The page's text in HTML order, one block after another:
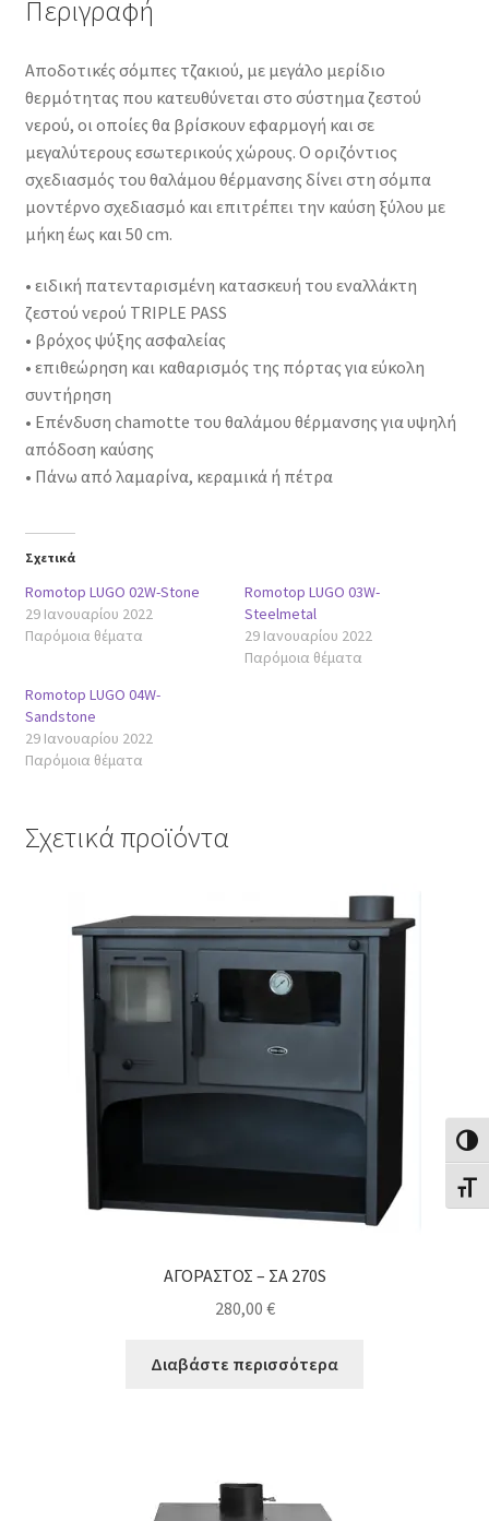
Περιγραφή
Αποδοτικές σόμπες τζακιού, με μεγάλο μερίδιο
θερμότητας που κατευθύνεται στο σύστημα ζεστού
νερού, οι οποίες θα βρίσκουν εφαρμογή και σε
μεγαλύτερους εσωτερικούς χώρους. Ο οριζόντιος
σχεδιασμός του θαλάμου θέρμανσης δίνει στη σόμπα
μοντέρνο σχεδιασμό και επιτρέπει την καύση ξύλου με
μήκη έως και 50 cm.
• ειδική πατενταρισμένη κατασκευή του εναλλάκτη
ζεστού νερού TRIPLE PASS
• βρόχος ψύξης ασφαλείας
• επιθεώρηση και καθαρισμός της πόρτας για εύκολη
συντήρηση
• Επένδυση chamotte του θαλάμου θέρμανσης για υψηλή
απόδοση καύσης
• Πάνω από λαμαρίνα, κεραμικά ή πέτρα
Σχετικά
Romotop LUGO 02W-Stone
29 Ιανουαρίου 2022
Παρόμοια θέματα
Romotop LUGO 03W-
Steelmetal
29 Ιανουαρίου 2022
Παρόμοια θέματα
Romotop LUGO 04W-
Sandstone
29 Ιανουαρίου 2022
Παρόμοια θέματα
Σχετικά προϊόντα
ΑΓΟΡΑΣΤΟΣ – ΣΑ 270S
280,00 €
Διαβάστε περισσότερα